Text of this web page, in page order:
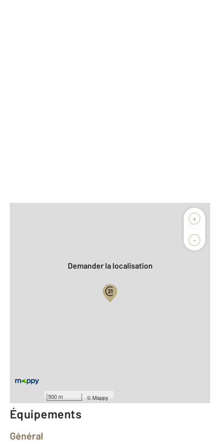
+
-
500 m ©Mappy
Biens vendus
Demander la localisation
Année construction : 1948
Équipements
Général